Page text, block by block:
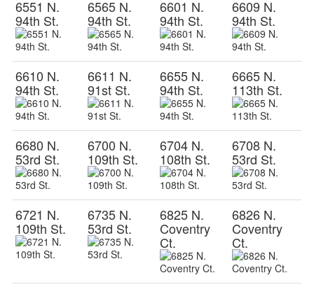
6551 N.
94th St.
6565 N.
94th St.
6601 N.
94th St.
6609 N.
94th St.
6610 N.
94th St.
6611 N.
91st St.
6655 N.
94th St.
6665 N.
113th St.
6680 N.
53rd St.
6700 N.
109th St.
6704 N.
108th St.
6708 N.
53rd St.
6721 N.
109th St.
6735 N.
53rd St.
6825 N.
Coventry
Ct.
6826 N.
Coventry
Ct.